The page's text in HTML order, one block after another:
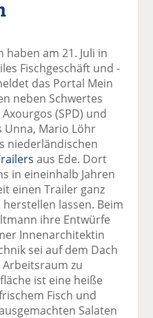
F
ac
e
b
o
o
k
te
il
e
n
tt
er
n
Li
n
k
e
di
n
te
il
e
n
E
m
ai
l
v
se
n
d
e
n
e
n
am 21. Juli in
Fischgeschäft und -
das Portal Mein
neben Schwertes
(SPD) und
Unna, Mario Löhr
niederländischen
aus Ede. Dort
in eineinhalb Jahren
einen Trailer ganz
lassen. Beim
ihre Entwürfe
Innenarchitektin
sei auf dem Dach
zu
ist eine heiße
Fisch und
Salaten